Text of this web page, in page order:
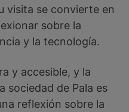
visita se convierte en
sobre la
y la tecnología.
y accesible, y la
sociedad de Pala es
reflexión sobre la